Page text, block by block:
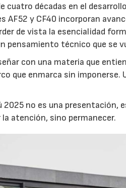
cuatro décadas en el
AF52 y CF40 incorporan
de vista la esencialidad
pensamiento técnico que se
con una materia que
que enmarca sin imponerse.
2025 no es una presentación,
atención, sino permanecer.